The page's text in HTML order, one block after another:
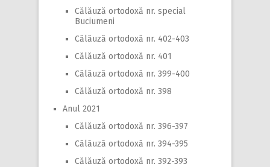
Călăuză ortodoxă nr. special
Buciumeni
Călăuză ortodoxă nr. 402-403
Călăuză ortodoxă nr. 401
Călăuză ortodoxă nr. 399-400
Călăuză ortodoxă nr. 398
Anul 2021
Călăuză ortodoxă nr. 396-397
Călăuză ortodoxă nr. 394-395
Călăuză ortodoxă nr. 392-393